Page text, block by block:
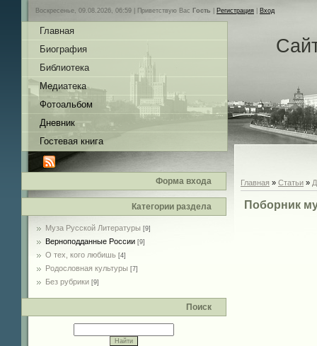
Воскресенье, 09.08.2026, 06:59 | Приветствую Вас Гость Регистрация Вход
Главная
Биография
Библиотека
Медиатека
Фотоальбом
Дневник
Гостевая книга
Форма входа
Категории раздела
Муза Русской Литературы [9]
Верноподданные России [9]
О тех, кого любишь [4]
Родословная культуры [7]
Без рубрики [9]
Поиск
Главная » Статьи »
Поборник